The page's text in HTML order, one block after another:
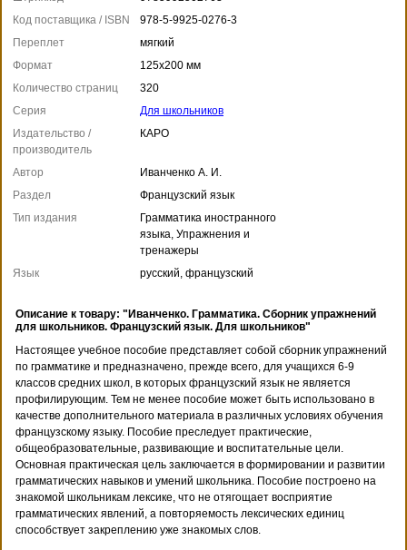
Код поставщика / ISBN
978-5-9925-0276-3
Переплет
мягкий
Формат
125x200 мм
Количество страниц
320
Серия
Для школьников
Издательство /
производитель
КАРО
Автор
Иванченко А. И.
Раздел
Французский язык
Тип издания
Грамматика иностранного
языка, Упражнения и
тренажеры
Язык
русский, французский
Описание к товару: "Иванченко. Грамматика. Сборник упражнений
для школьников. Французский язык. Для школьников"
Настоящее учебное пособие представляет собой сборник упражнений
по грамматике и предназначено, прежде всего, для учащихся 6-9
классов средних школ, в которых французский язык не является
профилирующим. Тем не менее пособие может быть использовано в
качестве дополнительного материала в различных условиях обучения
французскому языку. Пособие преследует практические,
общеобразовательные, развивающие и воспитательные цели.
Основная практическая цель заключается в формировании и развитии
грамматических навыков и умений школьника. Пособие построено на
знакомой школьникам лексике, что не отягощает восприятие
грамматических явлений, а повторяемость лексических единиц
способствует закреплению уже знакомых слов.